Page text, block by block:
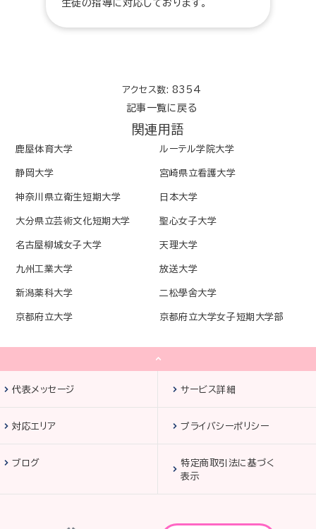
生徒の指導に対応しております。
アクセス数: 8354
記事一覧に戻る
関連用語
鹿屋体育大学 ルーテル学院大学
静岡大学 宮崎県立看護大学
神奈川県立衛生短期大学 日本大学
大分県立芸術文化短期大学 聖心女子大学
名古屋柳城女子大学 天理大学
九州工業大学 放送大学
新潟薬科大学 二松學舍大学
京都府立大学 京都府立大学女子短期大学部
代表メッセージ サービス詳細
対応エリア プライバシーポリシー
ブログ
特定商取引法に基づく
表示